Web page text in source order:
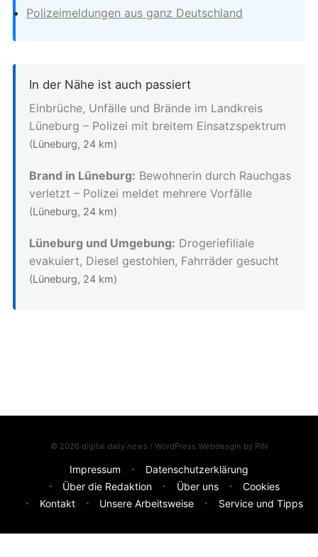
Polizeimeldungen aus ganz Deutschland
In der Nähe ist auch passiert
Einbrüche, Unfälle und Brände im Landkreis
Lüneburg – Polizei mit breitem Einsatzspektrum
(Lüneburg, 24 km)
Brand in Lüneburg: Bewohnerin durch Rauchgas
verletzt – Polizei meldet mehrere Vorfälle
(Lüneburg, 24 km)
Lüneburg und Umgebung: Drogeriefiliale
evakuiert, Diesel gestohlen, Fahrräder gesucht
(Lüneburg, 24 km)
© 2026 digital daily news / WordPress Webdesgin by PIN
Impressum
Datenschutzerklärung
Über die Redaktion
Über uns
Cookies
Kontakt
Unsere Arbeitsweise Service und Tipps